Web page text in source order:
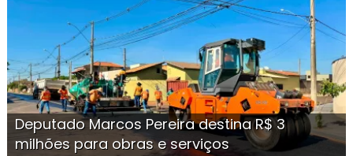
Deputado Marcos Pereira destina R$ 3
milhões para obras e serviços